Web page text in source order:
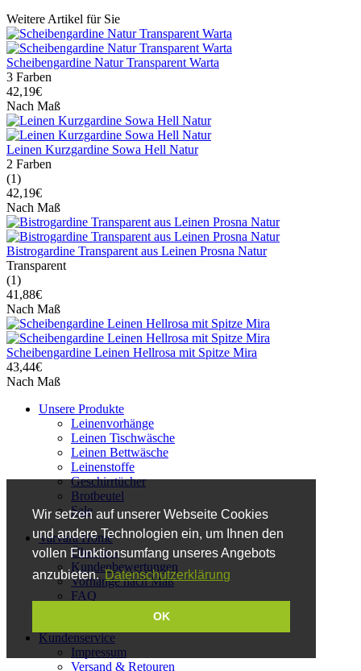
Wir setzen auf unserer Webseite Cookies
und andere Technologien ein, um Ihnen den
vollen Funktionsumfang unseres Angebots
anzubieten.Datenschutzerklärung
OK
Weitere Artikel für Sie
Scheibengardine Natur Transparent Warta
3 Farben
42,19€
Nach Maß
Leinen Kurzgardine Sowa Hell Natur
2 Farben
(1)
42,19€
Nach Maß
Bistrogardine Transparent aus Leinen Prosna Natur
Transparent
(1)
41,88€
Nach Maß
Scheibengardine Leinen Hellrosa mit Spitze Mira
43,44€
Nach Maß
Unsere Produkte
Leinenvorhänge
Leinen Tischwäsche
Leinen Bettwäsche
Leinenstoffe
Geschirrtücher
Brotbeutel
Sale
Varvara Home
Über uns
Kundenbewertungen
Vorhänge nach Maß
FAQ
Kundenservice
Impressum
Versand & Retouren